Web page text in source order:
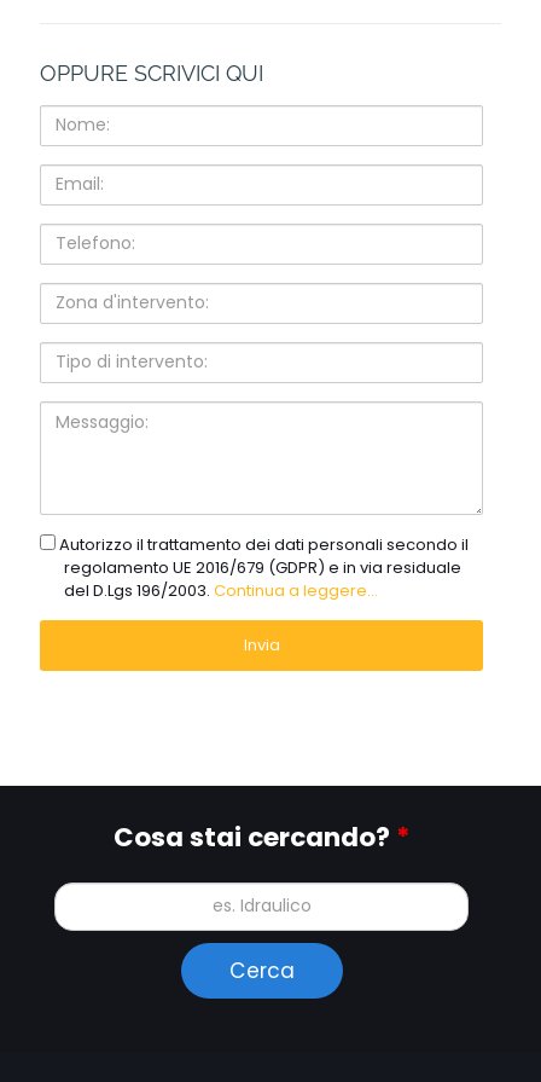
OPPURE SCRIVICI QUI
Nome:
Email:
Telefono:
Zona
d'intervento:
Tipo
intervento:
Messaggio:
gdprAutorizzo il trattamento dei dati personali secondo il
regolamento UE 2016/679 (GDPR) e in via residuale
del D.Lgs 196/2003. Continua a leggere...
Cosa stai cercando? *